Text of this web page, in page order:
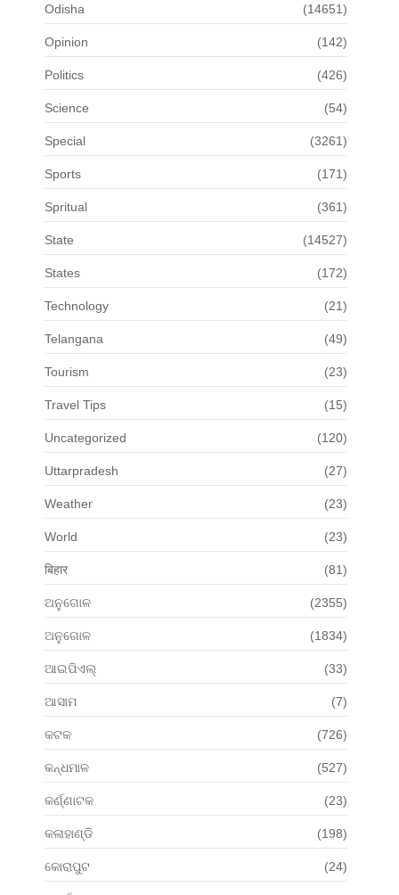
Odisha (14651)
Opinion (142)
Politics (426)
Science (54)
Special (3261)
Sports (171)
Spritual (361)
State (14527)
States (172)
Technology (21)
Telangana (49)
Tourism (23)
Travel Tips (15)
Uncategorized (120)
Uttarpradesh (27)
Weather (23)
World (23)
बिहार (81)
ଅନୁଗୋଳ (2355)
ଅନୁଗୋଳ (1834)
ଆଇପିଏଲ୍ (33)
ଆସାମ (7)
କଟକ (726)
କନ୍ଧମାଳ (527)
କର୍ଣ୍ଣାଟକ (23)
କଳାହାଣ୍ଡି (198)
କୋରାପୁଟ (24)